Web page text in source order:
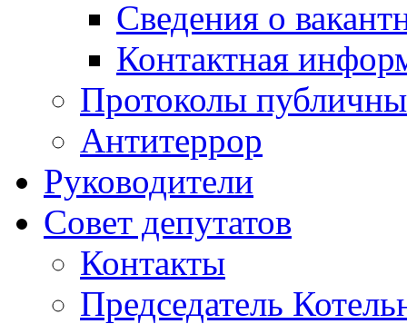
Сведения о
Контактная
Протоколы
Антитеррор
Руководители
Совет депутатов
Контакты
Председатель